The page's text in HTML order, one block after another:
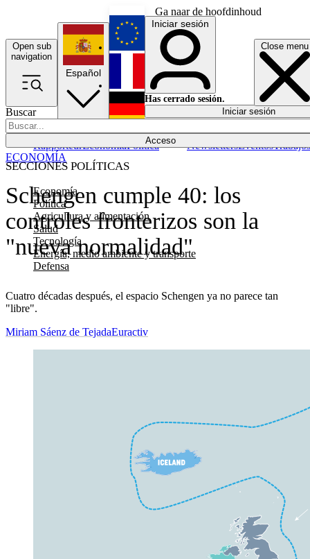
Ga naar de hoofdinhoud
Open sub
navigation
Close menu
Buscar
Acceso
SECCIONES POLÍTICAS
Economía
Política
Agricultura y alimentación
Salud
Tecnología
Energía, medio ambiente y transporte
Defensa
RapporteurEconomíaPolítica NewslettersEventosTrabajos
Español
English
Français
Iniciar sesión
Has cerrado sesión.
Iniciar sesión
Schengen cumple 40: los
controles fronterizos son la
"nueva normalidad"
Cuatro décadas después, el espacio Schengen ya no parece tan
"libre".
ECONOMÍA
Miriam Sáenz de TejadaEuractiv